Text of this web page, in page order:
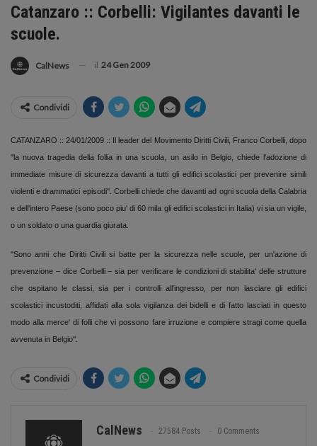
Catanzaro :: Corbelli: Vigilantes davanti le
scuole.
CalNews il 24 Gen 2009
Condividi
CATANZARO :: 24/01/2009 :: Il leader del Movimento Diritti Civili, Franco Corbelli, dopo
''la nuova tragedia della follia in una scuola, un asilo in Belgio, chiede l'adozione di
immediate misure di sicurezza davanti a tutti gli edifici scolastici per prevenire simili
violenti e drammatici episodi''. Corbelli chiede che davanti ad ogni scuola della Calabria
e dell'intero Paese (sono poco piu' di 60 mila gli edifici scolastici in Italia) vi sia un vigile,
o un soldato o una guardia giurata.
''Sono anni che Diritti Civili si batte per la sicurezza nelle scuole, per un'azione di
prevenzione – dice Corbelli – sia per verificare le condizioni di stabilita' delle strutture
che ospitano le classi, sia per i controlli all'ingresso, per non lasciare gli edifici
scolastici incustoditi, affidati alla sola vigilanza dei bidelli e di fatto lasciati in questo
modo alla merce' di folli che vi possono fare irruzione e compiere stragi come quella
avvenuta in Belgio''.
Condividi
CalNews 27584 Posts 0 Comments